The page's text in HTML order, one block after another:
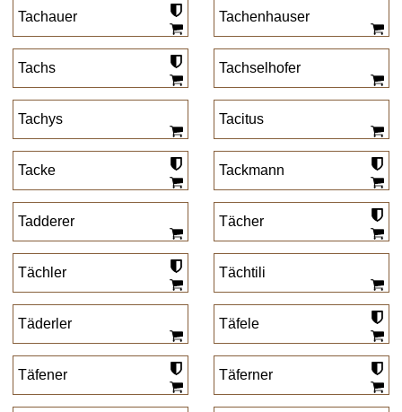
Tachauer Tachenhauser
Tachs Tachselhofer
Tachys Tacitus
Tacke Tackmann
Tadderer Tächer
Tächler Tächtili
Täderler Täfele
Täfener Täferner